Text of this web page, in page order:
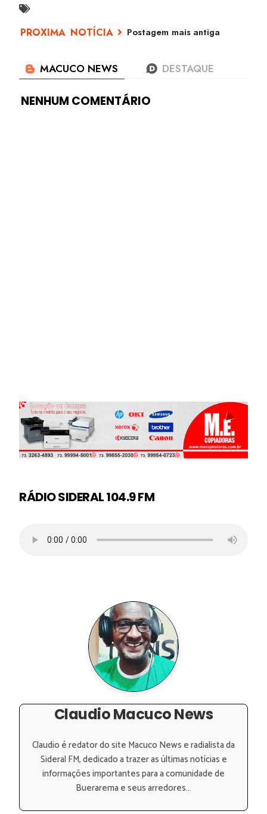
Postagem mais antiga
NENHUM COMENTÁRIO
RÁDIO SIDERAL 104.9 FM
Claudio Macuco News
Claudio é redator do site Macuco News e radialista da
Sideral FM, dedicado a trazer as últimas notícias e
informações importantes para a comunidade de
Buerarema e seus arredores...